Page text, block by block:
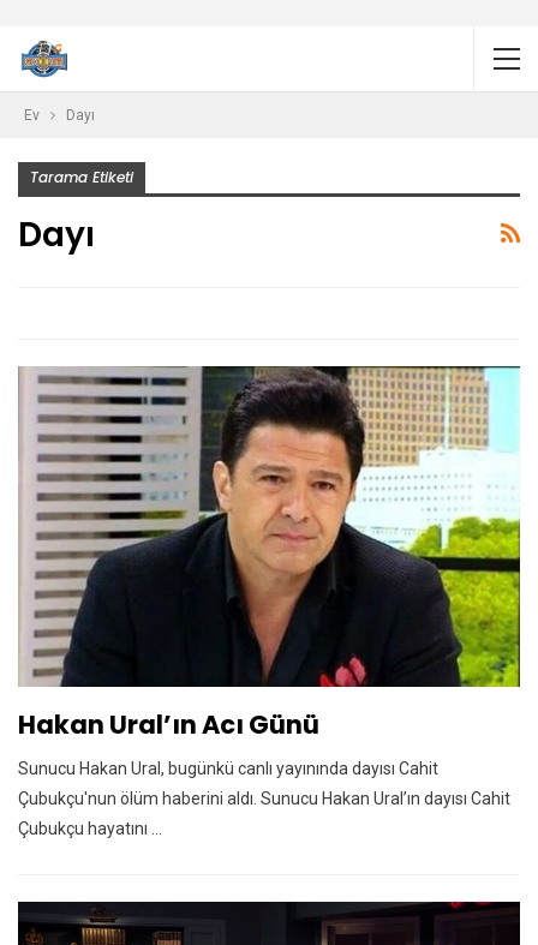
Ev Dayı
Tarama Etiketi
Dayı
Hakan Ural’ın Acı Günü
Sunucu Hakan Ural, bugünkü canlı yayınında dayısı Cahit
Çubukçu'nun ölüm haberini aldı. Sunucu Hakan Ural’ın dayısı Cahit
Çubukçu hayatını ...